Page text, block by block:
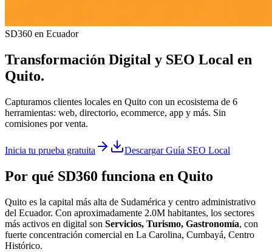
SD360 en Ecuador
Transformación Digital y SEO Local en
Quito.
Capturamos clientes locales en Quito con un ecosistema de 6
herramientas: web, directorio, ecommerce, app y más. Sin
comisiones por venta.
Inicia tu prueba gratuita Descargar Guía SEO Local
Por qué SD360 funciona en Quito
Quito es la capital más alta de Sudamérica y centro administrativo
del Ecuador. Con aproximadamente 2.0M habitantes, los sectores
más activos en digital son Servicios, Turismo, Gastronomía, con
fuerte concentración comercial en La Carolina, Cumbayá, Centro
Histórico.